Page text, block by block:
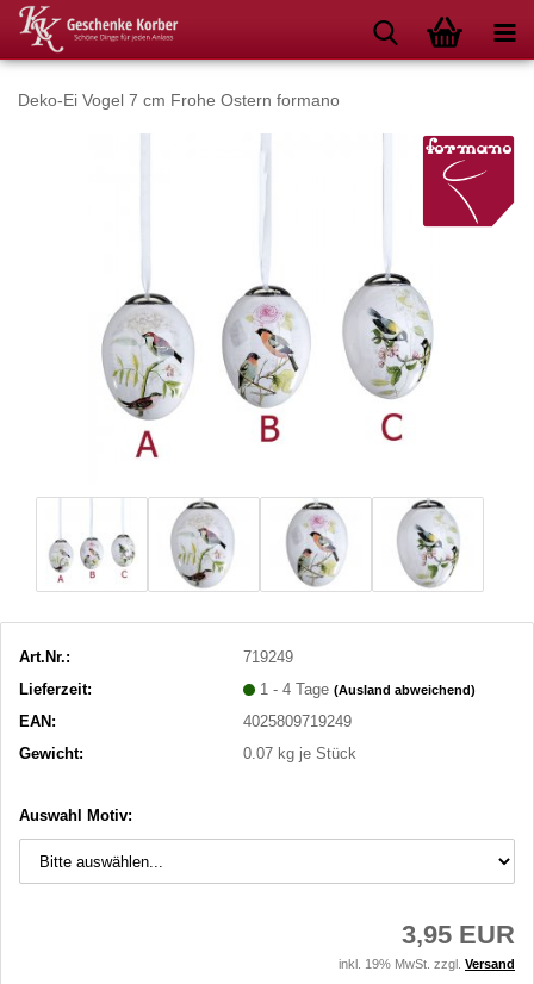
Deko-Ei Vogel 7 cm Frohe Ostern formano
Art.Nr.:
719249
Lieferzeit:
1 - 4 Tage(Ausland abweichend)
EAN:
4025809719249
Gewicht:
0.07 kg je Stück
Auswahl Motiv:
3,95 EUR
inkl. 19% MwSt. zzgl. Versand